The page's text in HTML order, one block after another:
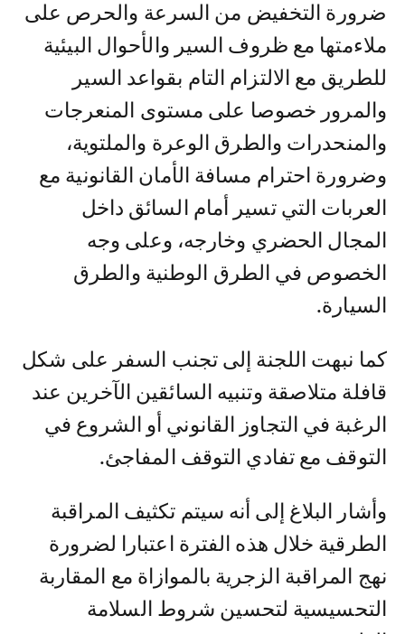
ضرورة التخفيض من السرعة والحرص على
ملاءمتها مع ظروف السير والأحوال البيئية
للطريق مع الالتزام التام بقواعد السير
والمرور خصوصا على مستوى المنعرجات
والمنحدرات والطرق الوعرة والملتوية،
وضرورة احترام مسافة الأمان القانونية مع
العربات التي تسير أمام السائق داخل
المجال الحضري وخارجه، وعلى وجه
الخصوص في الطرق الوطنية والطرق
السيارة.
كما نبهت اللجنة إلى تجنب السفر على شكل
قافلة متلاصقة وتنبيه السائقين الآخرين عند
الرغبة في التجاوز القانوني أو الشروع في
التوقف مع تفادي التوقف المفاجئ.
وأشار البلاغ إلى أنه سيتم تكثيف المراقبة
الطرقية خلال هذه الفترة اعتبارا لضرورة
نهج المراقبة الزجرية بالموازاة مع المقاربة
التحسيسية لتحسين شروط السلامة